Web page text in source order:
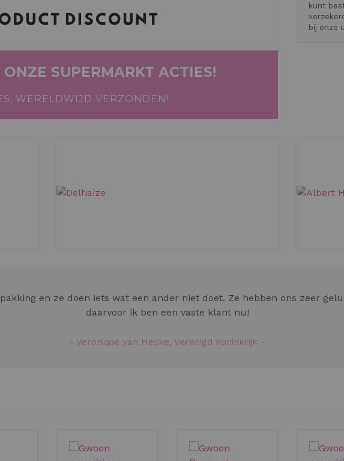
BINNEN EUROPA!
kunt
bij onze
en ze doen iets wat een ander niet doet. Ze hebben ons zeer
daarvoor ik ben een vaste klant nu!
- Veronique van Hecke, Verenigd Koninkrijk -